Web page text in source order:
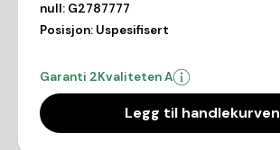
null: G2787777
Posisjon: Uspesifisert
Garanti 2Kvaliteten A
Legg til handlekurven